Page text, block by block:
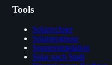
Tools
Solarrechner
Solarprognose
Sonnensimulation
Solar nach Stadt